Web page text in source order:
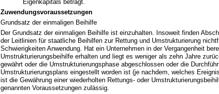
Eigenkapitals beträgt.
Zuwendungsvoraussetzungen
Grundsatz der einmaligen Beihilfe
Der Grundsatz der einmaligen Beihilfe ist einzuhalten. Insoweit finden
der Leitlinien für staatliche Beihilfen zur Rettung und Umstrukturierung
Schwierigkeiten Anwendung. Hat ein Unternehmen in der Vergangenheit
Umstrukturierungsbeihilfe erhalten und liegt es weniger als zehn Jahre
gewährt oder die Umstrukturierungsphase abgeschlossen oder die
Umstrukturierungsplans eingestellt worden ist (je nachdem, welches
ist die Gewährung einer wiederholten Rettungs- oder
genannten Voraussetzungen zulässig.